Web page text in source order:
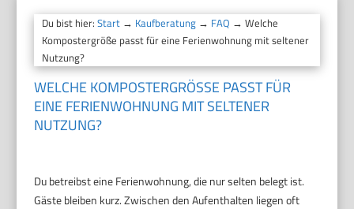
Du bist hier:Start → Kaufberatung → FAQ → Welche
Kompostergröße passt für eine Ferienwohnung mit seltener
Nutzung?
WELCHE KOMPOSTERGRÖSSE PASST FÜR E
INE FERIENWOHNUNG MIT SELTENER N
UTZUNG?
Du betreibst eine Ferienwohnung, die nur selten belegt ist.
Gäste bleiben kurz. Zwischen den Aufenthalten liegen oft